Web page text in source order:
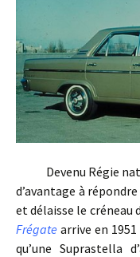
Devenu Régie
d’avantage à
et délaisse le créneau
Frégate arrive en
qu’une Suprastella